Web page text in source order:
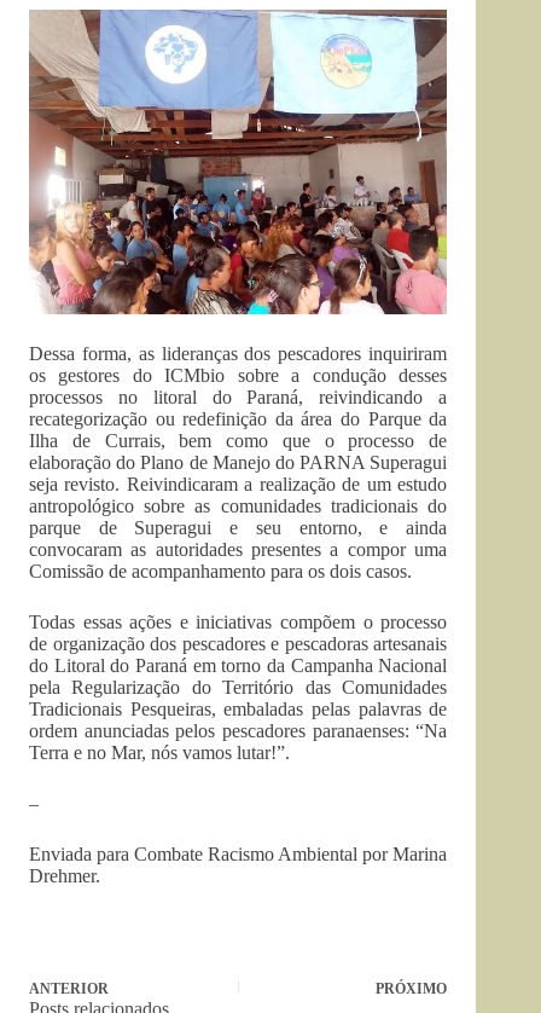
Dessa forma, as lideranças dos pescadores inquiriram
os gestores do ICMbio sobre a condução desses
processos no litoral do Paraná, reivindicando a
recategorização ou redefinição da área do Parque da
Ilha de Currais, bem como que o processo de
elaboração do Plano de Manejo do PARNA Superagui
seja revisto. Reivindicaram a realização de um estudo
antropológico sobre as comunidades tradicionais do
parque de Superagui e seu entorno, e ainda
convocaram as autoridades presentes a compor uma
Comissão de acompanhamento para os dois casos.
Todas essas ações e iniciativas compõem o processo
de organização dos pescadores e pescadoras artesanais
do Litoral do Paraná em torno da Campanha Nacional
pela Regularização do Território das Comunidades
Tradicionais Pesqueiras, embaladas pelas palavras de
ordem anunciadas pelos pescadores paranaenses: “Na
Terra e no Mar, nós vamos lutar!”.
–
Enviada para Combate Racismo Ambiental por Marina
Drehmer.
ANTERIOR PRÓXIMO
Posts relacionados